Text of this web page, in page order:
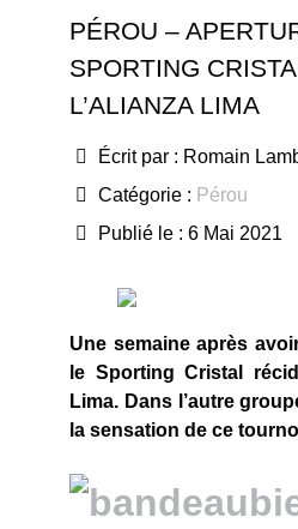
PÉROU –
SPORTING
L’ALIANZA LIMA
Écrit par : Romain
Catégorie : Pérou
Publié le : 6 Mai 2021
Une semaine après
le Sporting Cristal
Lima. Dans l’autre
la sensation de ce